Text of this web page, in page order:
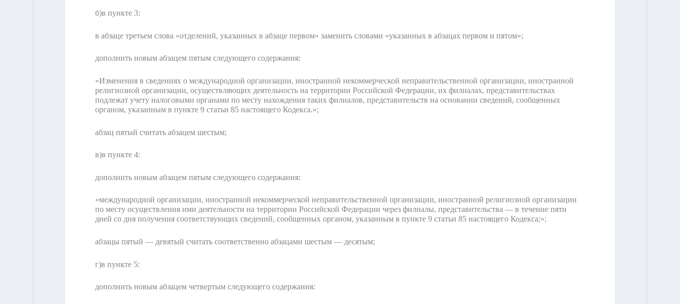
б)в пункте 3:
в абзаце третьем слова «отделений, указанных в абзаце первом» заменить словами «указанных в абзацах первом и пятом»;
дополнить новым абзацем пятым следующего содержания:
«Изменения в сведениях о международной организации, иностранной некоммерческой неправительственной организации, иностранной
религиозной организации, осуществляющих деятельность на территории Российской Федерации, их филиалах, представительствах
подлежат учету налоговыми органами по месту нахождения таких филиалов, представительств на основании сведений, сообщенных
органом, указанным в пункте 9 статьи 85 настоящего Кодекса.»;
абзац пятый считать абзацем шестым;
в)в пункте 4:
дополнить новым абзацем пятым следующего содержания:
«международной организации, иностранной некоммерческой неправительственной организации, иностранной религиозной организации
по месту осуществления ими деятельности на территории Российской Федерации через филиалы, представительства — в течение пяти
дней со дня получения соответствующих сведений, сообщенных органом, указанным в пункте 9 статьи 85 настоящего Кодекса;»;
абзацы пятый — девятый считать соответственно абзацами шестым — десятым;
г)в пункте 5:
дополнить новым абзацем четвертым следующего содержания: